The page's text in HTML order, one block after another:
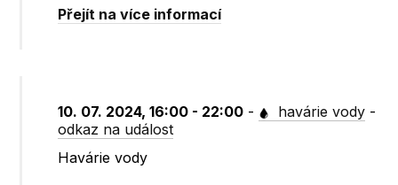
Přejít na více informací
10. 07. 2024, 16:00 - 22:00 - havárie vody -
odkaz na událost
Havárie vody